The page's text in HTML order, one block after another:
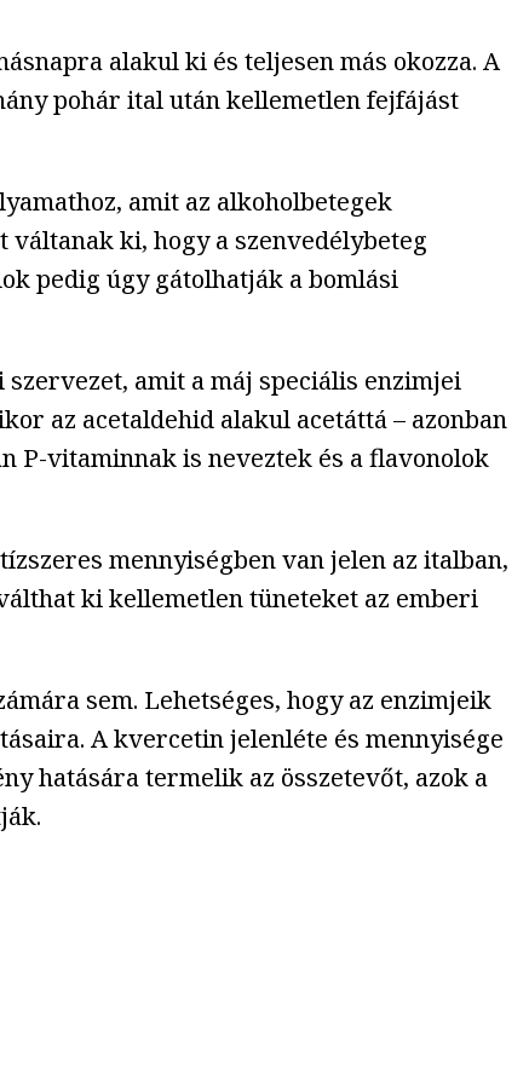
alakul ki és teljesen más okozza. A
pohár ital után kellemetlen fejfájást
amit az alkoholbetegek
ki, hogy a szenvedélybeteg
pedig úgy gátolhatják a bomlási
amit a máj speciális enzimjei
az acetaldehid alakul acetáttá – azonban
P-vitaminnak is neveztek és a flavonolok
mennyiségben van jelen az italban,
ki kellemetlen tüneteket az emberi
sem. Lehetséges, hogy az enzimjeik
A kvercetin jelenléte és mennyisége
hatására termelik az összetevőt, azok a